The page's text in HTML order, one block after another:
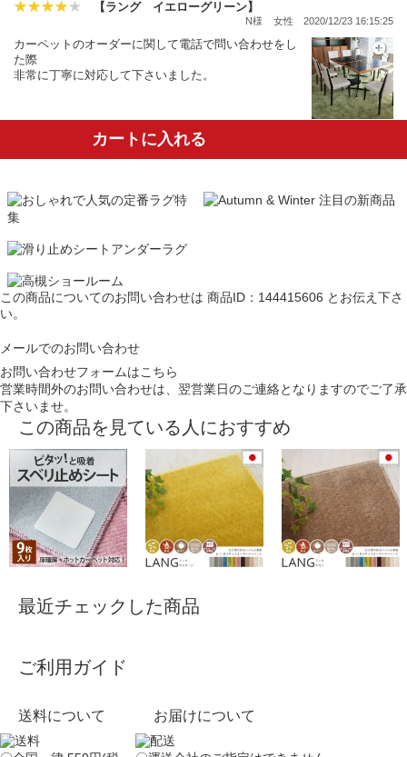
【ラング イエローグリーン】
N様 女性 2020/12/23 16:15:25
カーペットのオーダーに関して電話で問い合わせをし
た際
非常に丁寧に対応して下さいました。
カートに入れる
この商品についてのお問い合わせは 商品ID：144415606 とお伝え下さ
い。
メールでのお問い合わせ
お問い合わせフォームはこちら
営業時間外のお問い合わせは、翌営業日のご連絡となりますのでご了承
下さいませ。
この商品を見ている人におすすめ
最近チェックした商品
ご利用ガイド
送料について お届けについて